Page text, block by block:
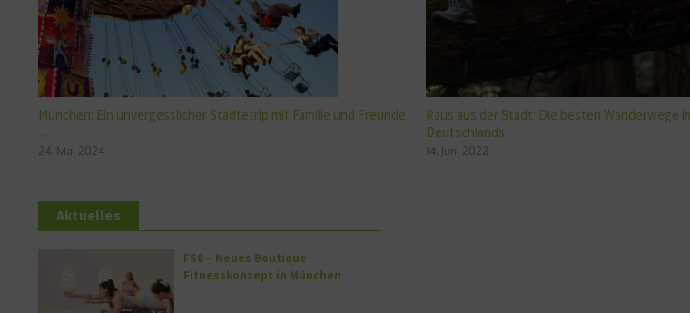
München: Ein unvergesslicher Städtetrip mit Familie und Freunde
...
24. Mai 2024
Raus aus der Stadt: Die besten Wanderwege
Deutschlands
14. Juni 2022
Aktuelles
FS8 – Neues Boutique-
Fitnesskonzept in München